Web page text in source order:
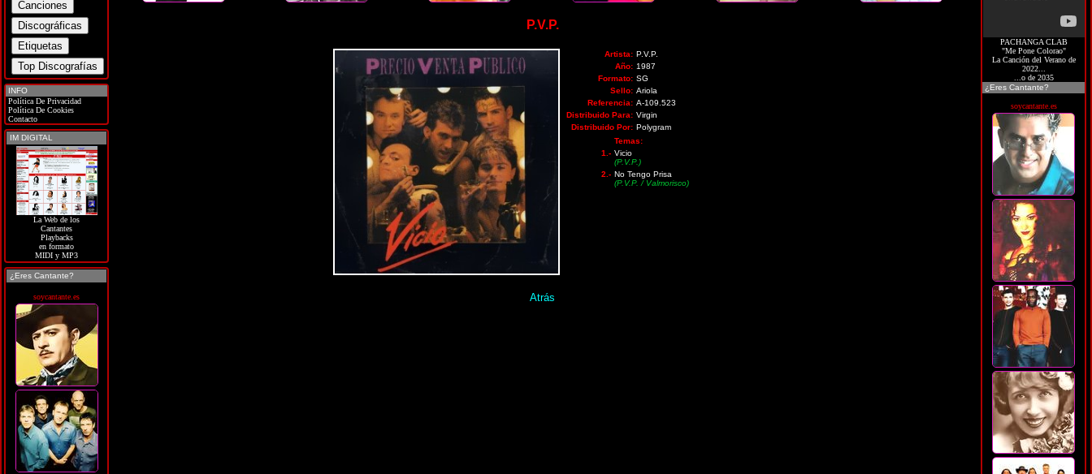
INFO
Política De Privacidad
Política De Cookies
Contacto
IM DIGITAL
La Web de los
Cantantes
Playbacks
en formato
MIDI y MP3
¿Eres Cantante?
soycantante.es
P.V.P.
Artista: P.V.P.
Año: 1987
Formato: SG
Sello: Ariola
Referencia: A-109.523
Distribuido Para: Virgin
Distribuido Por: Polygram
Temas:
1.- Vicio
(P.V.P.)
2.- No Tengo Prisa
(P.V.P. / Valmorisco)
Atrás
PACHANGA CLAB
"Me Pone Colorao"
La Canción del Verano de
2022...
...o de 2035
¿Eres Cantante?
soycantante.es